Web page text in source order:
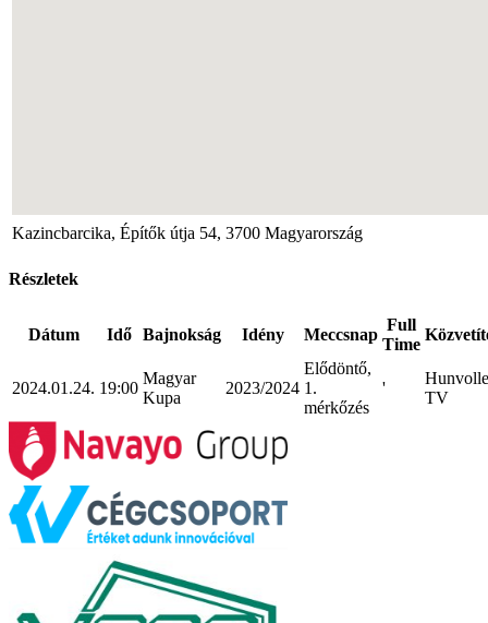
Kazincbarcika, Építők útja 54, 3700 Magyarország
Részletek
Dátum Idő Bajnokság Idény Meccsnap
Full
Time
2024.01.24. 19:00
Magyar
Kupa
2023/2024
Elődöntő,
1.
mérkőzés
'
TV